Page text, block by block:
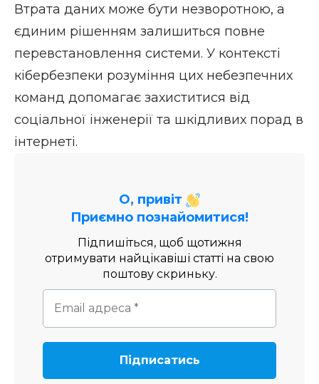
Втрата даних може бути незворотною, а
єдиним рішенням залишиться повне
перевстановлення системи. У контексті
кібербезпеки розуміння цих небезпечних
команд допомагає захиститися від
соціальної інженерії та шкідливих порад в
інтернеті.
О, привіт
Приємно познайомитися!
Підпишіться, щоб щотижня
отримувати найцікавіші статті на свою
поштову скриньку.